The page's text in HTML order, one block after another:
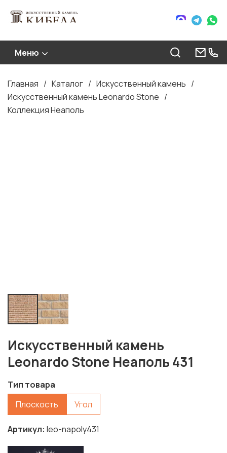
Меню
Строка
навигации
Главная Каталог
Искусственный камень
Искусственный камень Leonardo Stone
Коллекция Неаполь
Искусственный камень
Leonardo Stone Неаполь 431
Тип товара
Плоскость
Угол
Артикул leo-napoly431